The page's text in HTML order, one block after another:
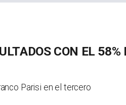
CON EL 58%
Parisi en el tercero